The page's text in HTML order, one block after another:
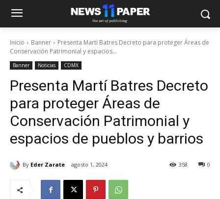
Inicio Banner
Presenta Martí Batres Decreto para proteger Áreas de
Conservación Patrimonial y espacios...
Banner Noticias CDMX
Presenta Martí Batres Decreto
para proteger Áreas de
Conservación Patrimonial y
espacios de pueblos y barrios
By Eder Zarate agosto 1, 2024 0
358